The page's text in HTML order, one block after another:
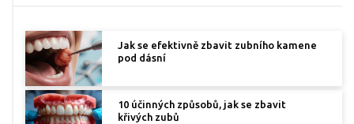
Jak se efektivně zbavit zubního kamene
pod dásní
10 účinných způsobů, jak se zbavit
křivých zubů